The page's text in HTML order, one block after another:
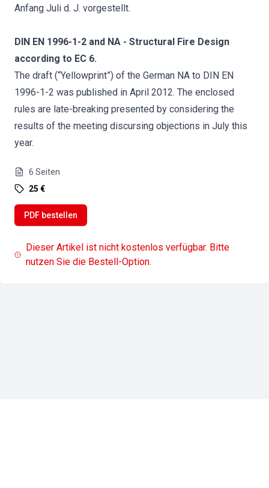
Anfang Juli d. J. vorgestellt.
DIN EN 1996-1-2 and NA - Structural Fire Design
according to EC 6.
The draft (“Yellowprint”) of the German NA to DIN EN
1996-1-2 was published in April 2012. The enclosed
rules are late-breaking presented by considering the
results of the meeting discursing objections in July this
year.
6 Seiten
25 €
PDF bestellen
Dieser Artikel ist nicht kostenlos verfügbar. Bitte
nutzen Sie die Bestell-Option.